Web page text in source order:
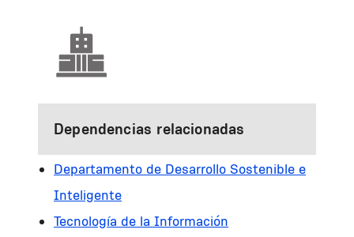
Dependencias relacionadas
Departamento de Desarrollo Sostenible e
Inteligente
Tecnología de la Información